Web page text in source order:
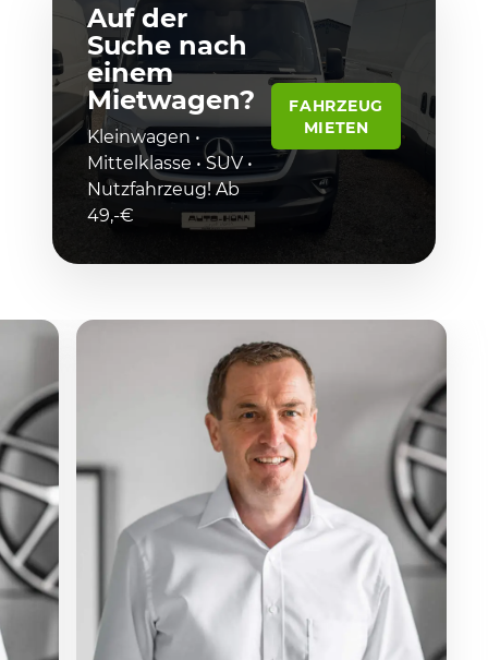
Auf der
Suche nach
einem
Mietwagen?
Kleinwagen •
Mittelklasse • SUV •
Nutzfahrzeug! Ab
49,-€
FAHRZEUG
MIETEN